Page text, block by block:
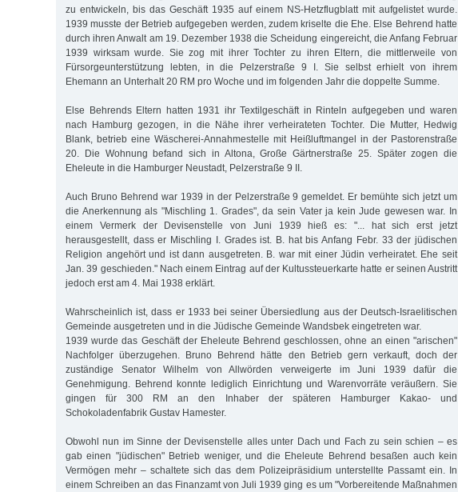
zu entwickeln, bis das Geschäft 1935 auf einem NS-Hetzflugblatt mit aufgelistet wurde.
1939 musste der Betrieb aufgegeben werden, zudem kriselte die Ehe. Else Behrend hatte
durch ihren Anwalt am 19. Dezember 1938 die Scheidung eingereicht, die Anfang Februar
1939 wirksam wurde. Sie zog mit ihrer Tochter zu ihren Eltern, die mittlerweile von
Fürsorgeunterstützung lebten, in die Pelzerstraße 9 I. Sie selbst erhielt von ihrem
Ehemann an Unterhalt 20 RM pro Woche und im folgenden Jahr die doppelte Summe.
Else Behrends Eltern hatten 1931 ihr Textilgeschäft in Rinteln aufgegeben und waren
nach Hamburg gezogen, in die Nähe ihrer verheirateten Tochter. Die Mutter, Hedwig
Blank, betrieb eine Wäscherei-Annahmestelle mit Heißluftmangel in der Pastorenstraße
20. Die Wohnung befand sich in Altona, Große Gärtnerstraße 25. Später zogen die
Eheleute in die Hamburger Neustadt, Pelzerstraße 9 II.
Auch Bruno Behrend war 1939 in der Pelzerstraße 9 gemeldet. Er bemühte sich jetzt um
die Anerkennung als "Mischling 1. Grades", da sein Vater ja kein Jude gewesen war. In
einem Vermerk der Devisenstelle von Juni 1939 hieß es: "... hat sich erst jetzt
herausgestellt, dass er Mischling I. Grades ist. B. hat bis Anfang Febr. 33 der jüdischen
Religion angehört und ist dann ausgetreten. B. war mit einer Jüdin verheiratet. Ehe seit
Jan. 39 geschieden." Nach einem Eintrag auf der Kultussteuerkarte hatte er seinen Austritt
jedoch erst am 4. Mai 1938 erklärt.
Wahrscheinlich ist, dass er 1933 bei seiner Übersiedlung aus der Deutsch-Israelitischen
Gemeinde ausgetreten und in die Jüdische Gemeinde Wandsbek eingetreten war.
1939 wurde das Geschäft der Eheleute Behrend geschlossen, ohne an einen "arischen"
Nachfolger überzugehen. Bruno Behrend hätte den Betrieb gern verkauft, doch der
zuständige Senator Wilhelm von Allwörden verweigerte im Juni 1939 dafür die
Genehmigung. Behrend konnte lediglich Einrichtung und Warenvorräte veräußern. Sie
gingen für 300 RM an den Inhaber der späteren Hamburger Kakao- und
Schokoladenfabrik Gustav Hamester.
Obwohl nun im Sinne der Devisenstelle alles unter Dach und Fach zu sein schien – es
gab einen "jüdischen" Betrieb weniger, und die Eheleute Behrend besaßen auch kein
Vermögen mehr – schaltete sich das dem Polizeipräsidium unterstellte Passamt ein. In
einem Schreiben an das Finanzamt von Juli 1939 ging es um "Vorbereitende Maßnahmen